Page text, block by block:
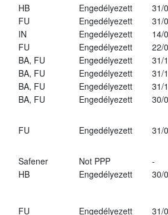
HB Engedélyezett
31/
FU Engedélyezett
31/
IN Engedélyezett
14/
FU Engedélyezett
22/
BA, FU Engedélyezett
31/
BA, FU Engedélyezett
31/
BA, FU Engedélyezett
31/
BA, FU Engedélyezett
30/
FU Engedélyezett 31/
Safener Not PPP
-
HB Engedélyezett
30/
FU Engedélyezett 31/